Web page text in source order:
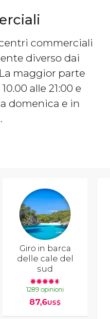
commerciali
diverso dai
maggior parte
alle 21:00 e
domenica e in
Giro in barca
delle cale del
sud
1289 opinioni
87,6US$